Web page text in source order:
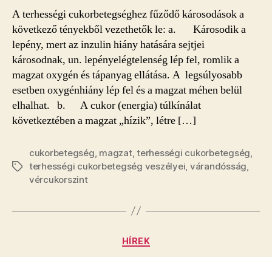
okai
bejegyzéshez
A terhességi cukorbetegséghez fűződő károsodások a
következő tényekből vezethetők le: a. Károsodik a
lepény, mert az inzulin hiány hatására sejtjei
károsodnak, un. lepényelégtelenség lép fel, romlik a
magzat oxygén és tápanyag ellátása. A legsúlyosabb
esetben oxygénhiány lép fel és a magzat méhen belül
elhalhat. b. A cukor (energia) túlkínálat
következtében a magzat „hízik”, létre […]
Címkék
cukorbetegség magzat,terhességi cukorbetegség
terhességi cukorbetegség veszélyei várandósság
vércukorszint
Kategóriák
HÍREK